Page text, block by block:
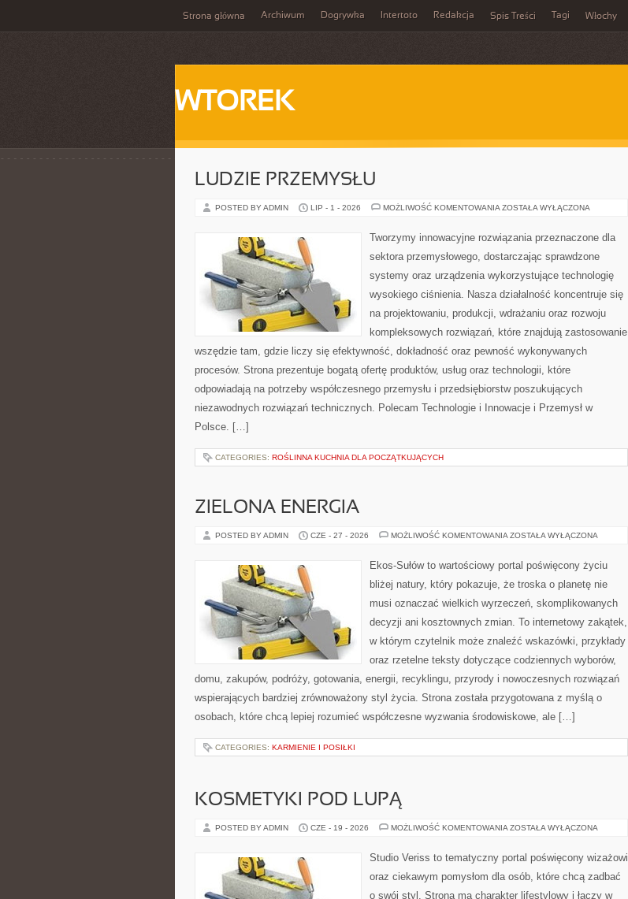
Strona główna Archiwum Dogrywka Intertoto Redakcja Spis Treści Tagi Włochy
WTOREK
LUDZIE PRZEMYSŁU
POSTED BY ADMIN LIP - 1 - 2026 MOŻLIWOŚĆ KOMENTOWANIA LUDZIE
ZOSTAŁA WYŁĄCZONA
Tworzymy innowacyjne rozwiązania przeznaczone dla
sektora przemysłowego, dostarczając sprawdzone
systemy oraz urządzenia wykorzystujące technologię
wysokiego ciśnienia. Nasza działalność koncentruje się
na projektowaniu, produkcji, wdrażaniu oraz rozwoju
kompleksowych rozwiązań, które znajdują zastosowanie
wszędzie tam, gdzie liczy się efektywność, dokładność oraz pewność wykonywanych
procesów. Strona prezentuje bogatą ofertę produktów, usług oraz technologii, które
odpowiadają na potrzeby współczesnego przemysłu i przedsiębiorstw poszukujących
niezawodnych rozwiązań technicznych. Polecam Technologie i Innowacje i Przemysł w
Polsce. […]
CATEGORIES: ROŚLINNA KUCHNIA DLA POCZĄTKUJĄCYCH
ZIELONA ENERGIA
POSTED BY ADMIN CZE - 27 - 2026 MOŻLIWOŚĆ KOMENTOWANIA ZIELONA
ZOSTAŁA WYŁĄCZONA
Ekos-Sułów to wartościowy portal poświęcony życiu
bliżej natury, który pokazuje, że troska o planetę nie
musi oznaczać wielkich wyrzeczeń, skomplikowanych
decyzji ani kosztownych zmian. To internetowy zakątek,
w którym czytelnik może znaleźć wskazówki, przykłady
oraz rzetelne teksty dotyczące codziennych wyborów,
domu, zakupów, podróży, gotowania, energii, recyklingu, przyrody i nowoczesnych rozwiązań
wspierających bardziej zrównoważony styl życia. Strona została przygotowana z myślą o
osobach, które chcą lepiej rozumieć współczesne wyzwania środowiskowe, ale […]
CATEGORIES: KARMIENIE I POSIŁKI
KOSMETYKI POD LUPĄ
POSTED BY ADMIN CZE - 19 - 2026 MOŻLIWOŚĆ KOMENTOWANIA KOSMETYKI
ZOSTAŁA WYŁĄCZONA
Studio Veriss to tematyczny portal poświęcony wizażowi
oraz ciekawym pomysłom dla osób, które chcą zadbać
o swój styl. Strona ma charakter lifestylowy i łączy w